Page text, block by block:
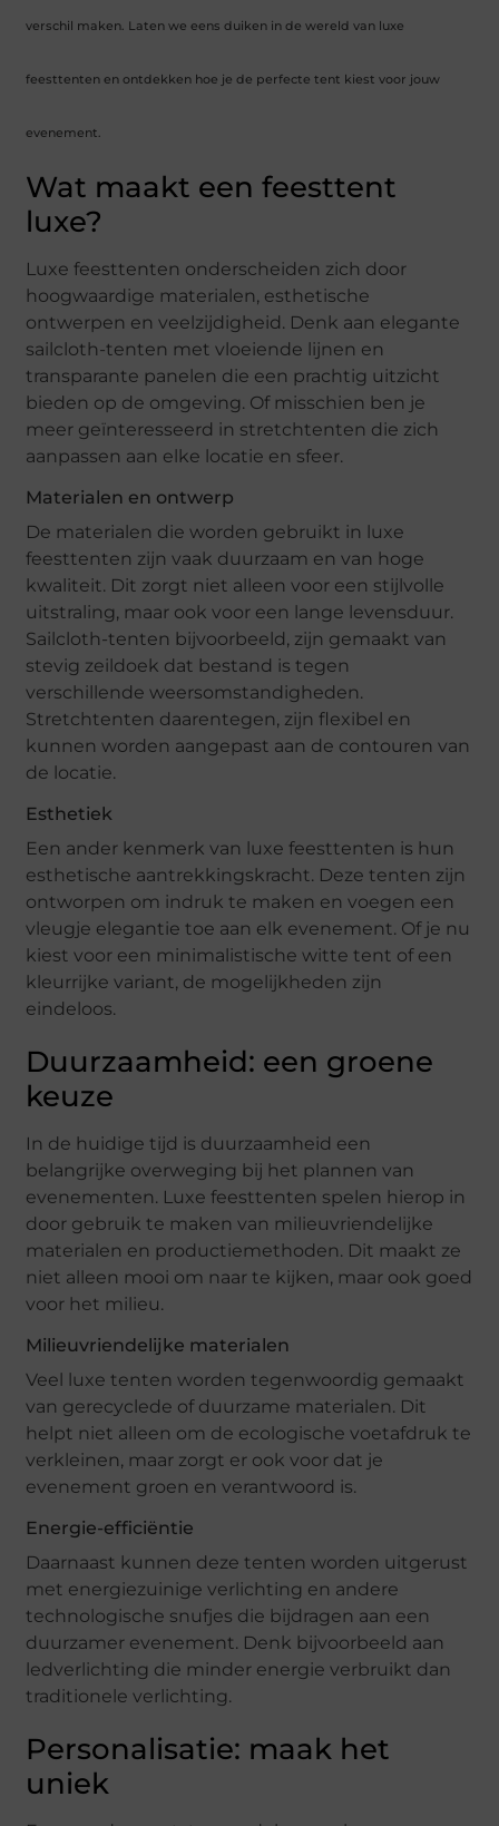
verschil maken. Laten we eens duiken in de wereld van luxe
feesttenten en ontdekken hoe je de perfecte tent kiest voor jouw
evenement.
Wat maakt een feesttent
luxe?
Luxe feesttenten onderscheiden zich door
hoogwaardige materialen, esthetische
ontwerpen en veelzijdigheid. Denk aan elegante
sailcloth-tenten met vloeiende lijnen en
transparante panelen die een prachtig uitzicht
bieden op de omgeving. Of misschien ben je
meer geïnteresseerd in stretchtenten die zich
aanpassen aan elke locatie en sfeer.
Materialen en ontwerp
De materialen die worden gebruikt in luxe
feesttenten zijn vaak duurzaam en van hoge
kwaliteit. Dit zorgt niet alleen voor een stijlvolle
uitstraling, maar ook voor een lange levensduur.
Sailcloth-tenten bijvoorbeeld, zijn gemaakt van
stevig zeildoek dat bestand is tegen
verschillende weersomstandigheden.
Stretchtenten daarentegen, zijn flexibel en
kunnen worden aangepast aan de contouren van
de locatie.
Esthetiek
Een ander kenmerk van luxe feesttenten is hun
esthetische aantrekkingskracht. Deze tenten zijn
ontworpen om indruk te maken en voegen een
vleugje elegantie toe aan elk evenement. Of je nu
kiest voor een minimalistische witte tent of een
kleurrijke variant, de mogelijkheden zijn
eindeloos.
Duurzaamheid: een groene
keuze
In de huidige tijd is duurzaamheid een
belangrijke overweging bij het plannen van
evenementen. Luxe feesttenten spelen hierop in
door gebruik te maken van milieuvriendelijke
materialen en productiemethoden. Dit maakt ze
niet alleen mooi om naar te kijken, maar ook goed
voor het milieu.
Milieuvriendelijke materialen
Veel luxe tenten worden tegenwoordig gemaakt
van gerecyclede of duurzame materialen. Dit
helpt niet alleen om de ecologische voetafdruk te
verkleinen, maar zorgt er ook voor dat je
evenement groen en verantwoord is.
Energie-efficiëntie
Daarnaast kunnen deze tenten worden uitgerust
met energiezuinige verlichting en andere
technologische snufjes die bijdragen aan een
duurzamer evenement. Denk bijvoorbeeld aan
ledverlichting die minder energie verbruikt dan
traditionele verlichting.
Personalisatie: maak het
uniek